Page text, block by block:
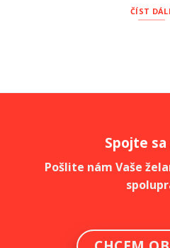
ČÍST
Spojte
Pošlite nám Vaše